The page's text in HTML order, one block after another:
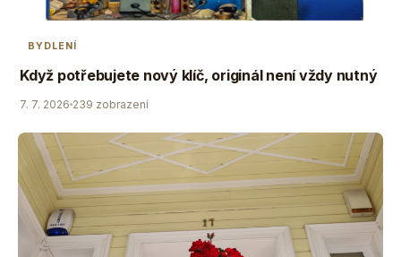
BYDLENÍ
Když potřebujete nový klíč, originál není vždy nutný
7. 7. 2026 239 zobrazení